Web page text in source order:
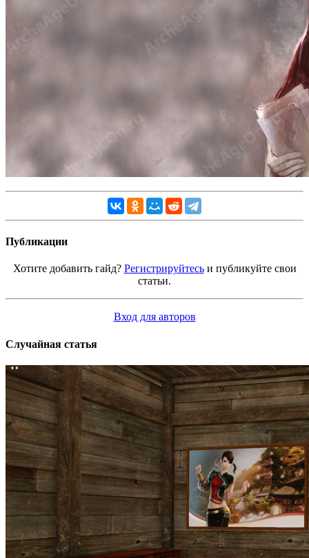
Публикации
Хотите добавить гайд? Регистрируйтесьи публикуйте свои
статьи.
Вход для авторов
Случайная статья